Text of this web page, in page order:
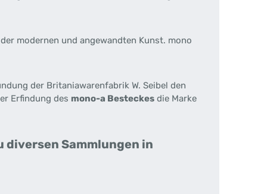
modernen und angewandten Kunst. mono
der Britaniawarenfabrik W. Seibel den
Erfindung des mono-a Besteckes die Marke
diversen Sammlungen in